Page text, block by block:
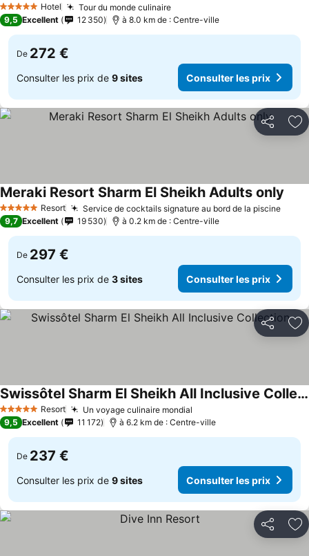
5 Étoiles Hotel Tour du monde culinaire
9,5 Excellent 12 350 à 8.0 km de : Centre-ville
De 272 €
Consulter les prix de 9 sites Consulter les prix
Partager
5 Étoiles Resort Service de cocktails signature au bord de la piscine
Meraki Resort Sharm El Sheikh Adults only
9,7 Excellent 19 530 à 0.2 km de : Centre-ville
De 297 €
Consulter les prix de 3 sites Consulter les prix
Partager
5 Étoiles Resort Un voyage culinaire mondial
Swissôtel Sharm El Sheikh All Inclusive Collection
9,5 Excellent 11 172 à 6.2 km de : Centre-ville
De 237 €
Consulter les prix de 9 sites Consulter les prix
Partager